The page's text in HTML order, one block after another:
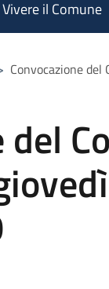
Vivere il Comune
Convocazione
del